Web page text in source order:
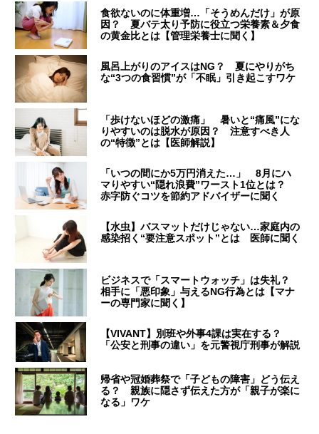
食欲ないのに体重増…「そうめんだけ」が原
因？ 夏バテ太り予防に役立つ栄養素＆夕食
の黄金比とは【管理栄養士に聞く】
風呂上がりのアイスはNG？ 夏にやりがち
な“3つの食習慣”が「不眠」引き起こすワケ
「歩けないほどの激痛」 暑いと“痛風”にな
りやすいのは脱水が原因？ 注意すべき人
の“特徴”とは【医師解説】
「いつの間にか5万円消えた…」 8月にハ
マりやすい“隠れ浪費”ワースト1位とは？
赤字防ぐコツを節約アドバイザーに聞く
【水虫】バスマットだけじゃない…家庭内の
感染招く“要注意スポット”とは 医師に聞く
ビジネスで「スマートウォッチ」は失礼？
相手に「悪印象」与えるNG行為とは【マナ
ーの専門家に聞く】
【VIVANT】別班や外事4課は実在する？
「公安と刑事の違い」を元警視庁刑事が解説
帰省や冠婚葬祭で「子どもの障害」どう伝え
る？ 親族に隠さず伝えた方が「親子が楽に
なる」ワケ